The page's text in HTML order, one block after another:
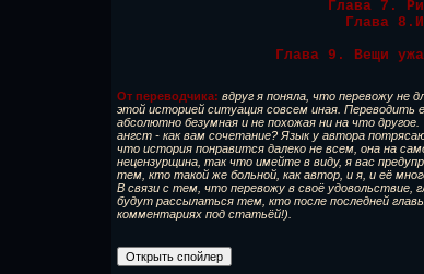
Глава 7.
Глава
Глава 9. Вещи
От переводчика: вдруг я поняла, что перевожу не
этой историей ситуация совсем иная. Переводить
абсолютно безумная и не похожая ни на что
ангст - как вам сочетание? Язык у автора
что история понравится далеко не всем, она на
нецензурщина, так что имейте в виду, я вас
тем, кто такой же больной, как автор, и я, и её
В связи с тем, что перевожу в своё удовольствие,
будут рассылаться тем, кто после последней
комментариях под статьёй!).